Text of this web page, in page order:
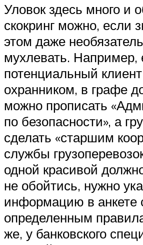
Уловок здесь много и
скокринг можно, если
этом даже
мухлевать. Например,
потенциальный
охранником, в графе
можно прописать
по безопасности», а
сделать «старшим
службы
одной красивой
не обойтись, нужно
информацию в анкете
определенным
же, у банковского